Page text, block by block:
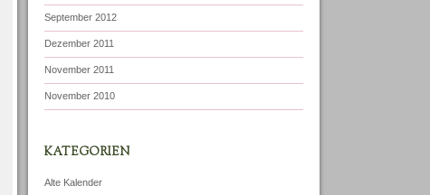
September 2012
Dezember 2011
November 2011
November 2010
KATEGORIEN
Alte Kalender